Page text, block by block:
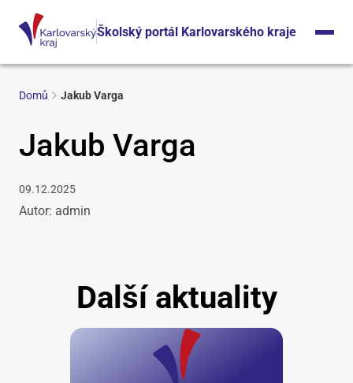
Školský portál Karlovarského kraje
Domů Jakub Varga
Jakub Varga
09.12.2025
Autor: admin
Další aktuality